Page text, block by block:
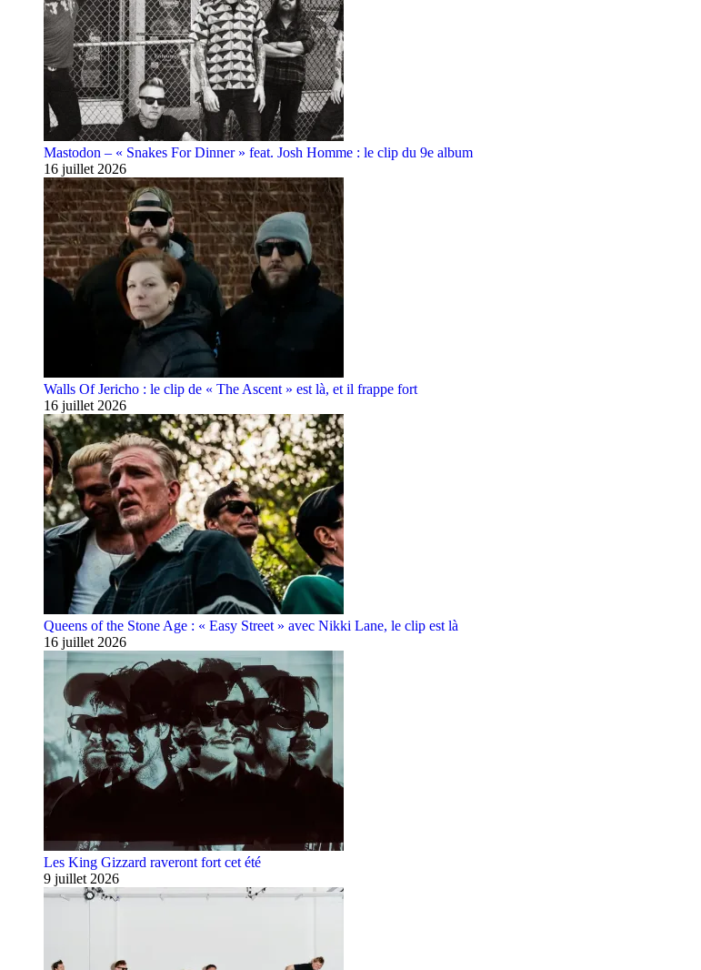
Mastodon – « Snakes For Dinner » feat. Josh Homme : le clip du 9e album
16 juillet 2026
Walls Of Jericho : le clip de « The Ascent » est là, et il frappe fort
16 juillet 2026
Queens of the Stone Age : « Easy Street » avec Nikki Lane, le clip est là
16 juillet 2026
Les King Gizzard raveront fort cet été
9 juillet 2026